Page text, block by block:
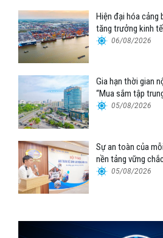
Hiện đại hóa cảng
tăng trưởng kinh
06/08/2026
Gia hạn thời gian
“Mua sắm tập
Tổng công ty Hàng
05/08/2026
Sự an toàn của
nền tảng vững
Cảng Đà Nẵng
05/08/2026